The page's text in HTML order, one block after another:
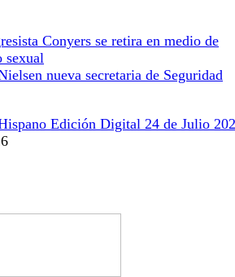
Conyers se retira en medio de
sexual
nueva secretaria de Seguridad